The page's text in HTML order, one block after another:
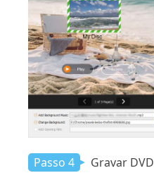
Passo 4 Gravar DVD